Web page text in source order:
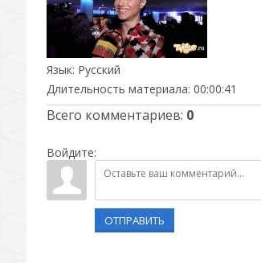
Язык: Русский
Длительность материала: 00:00:41
Всего комментариев: 0
Войдите:
ОТПРАВИТЬ